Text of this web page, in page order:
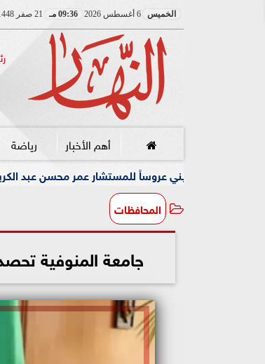
الخميس 6 أغسطس 2026 09:36 مـ 21 صفر 1448
أهم الأخبار رياضة
رئيس للمستشار عمر محسن عبد الكريم
المحافظات
جامعة المنوفية